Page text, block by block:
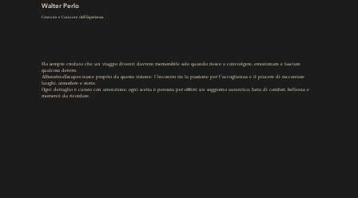
Walter Perlo
Creatore e Curatore dell'Esperienza
Ho sempre creduto che un viaggio diventi davvero memorabile solo quando riesce a coinvolgere, emozionare e lasciare
qualcosa dentro.
AlbatorinoEscapes nasce proprio da questa visione: l’incontro tra la passione per l’accoglienza e il piacere di raccontare
luoghi, atmosfere e storie.
Ogni dettaglio è curato con attenzione, ogni scelta è pensata per offrirti un soggiorno autentico, fatto di comfort, bellezza e
momenti da ricordare.